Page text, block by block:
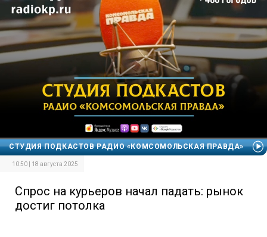
СТУДИЯ ПОДКАСТОВ РАДИО «КОМСОМОЛЬСКАЯ ПРАВДА»
10:50 | 18 августа 2025
Спрос на курьеров начал падать: рынок
достиг потолка